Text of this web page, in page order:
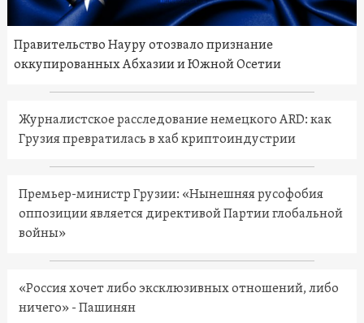
Правительство Науру отозвало признание
оккупированных Абхазии и Южной Осетии
Журналистское расследование немецкого ARD: как
Грузия превратилась в хаб криптоиндустрии
Премьер-министр Грузии: «Нынешняя русофобия
оппозиции является директивой Партии глобальной
войны»
«Россия хочет либо эксклюзивных отношений, либо
ничего» - Пашинян